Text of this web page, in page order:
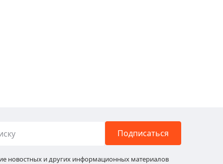
Подписаться
новостных и других информационных материалов